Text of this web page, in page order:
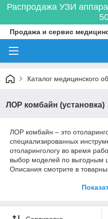
Распродажа УЗИ
Продажа и сервис
Каталог медицинского
ЛОР комбайн (установка)
ЛОР комбайн – это
специализированных
отоларингологу во время
выбор моделей по выгодным
Описания смотрите в
информационную поддержку